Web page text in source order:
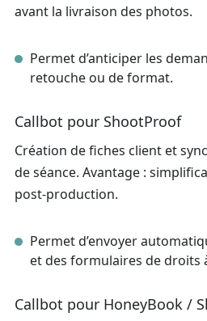
avant la livraison des photos.
Permet d’anticiper les
retouche ou de format.
Callbot pour ShootProof
Création de fiches client et
de séance. Avantage :
post‑production.
Permet d’envoyer
et des formulaires de droits
Callbot pour HoneyBook /